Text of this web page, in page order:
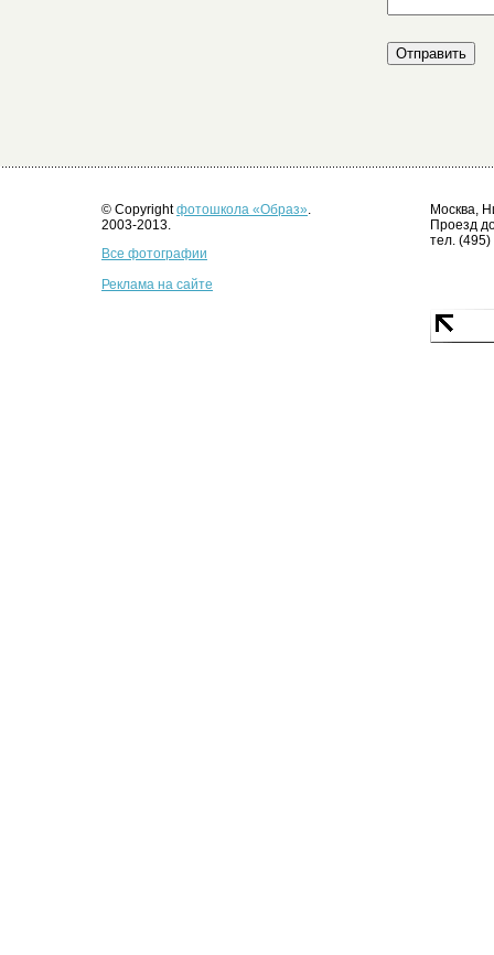
© Copyrightфотошкола «Образ».
2003-2013.
Все фотографии
Реклама на сайте
Москва,
Проезд
тел.